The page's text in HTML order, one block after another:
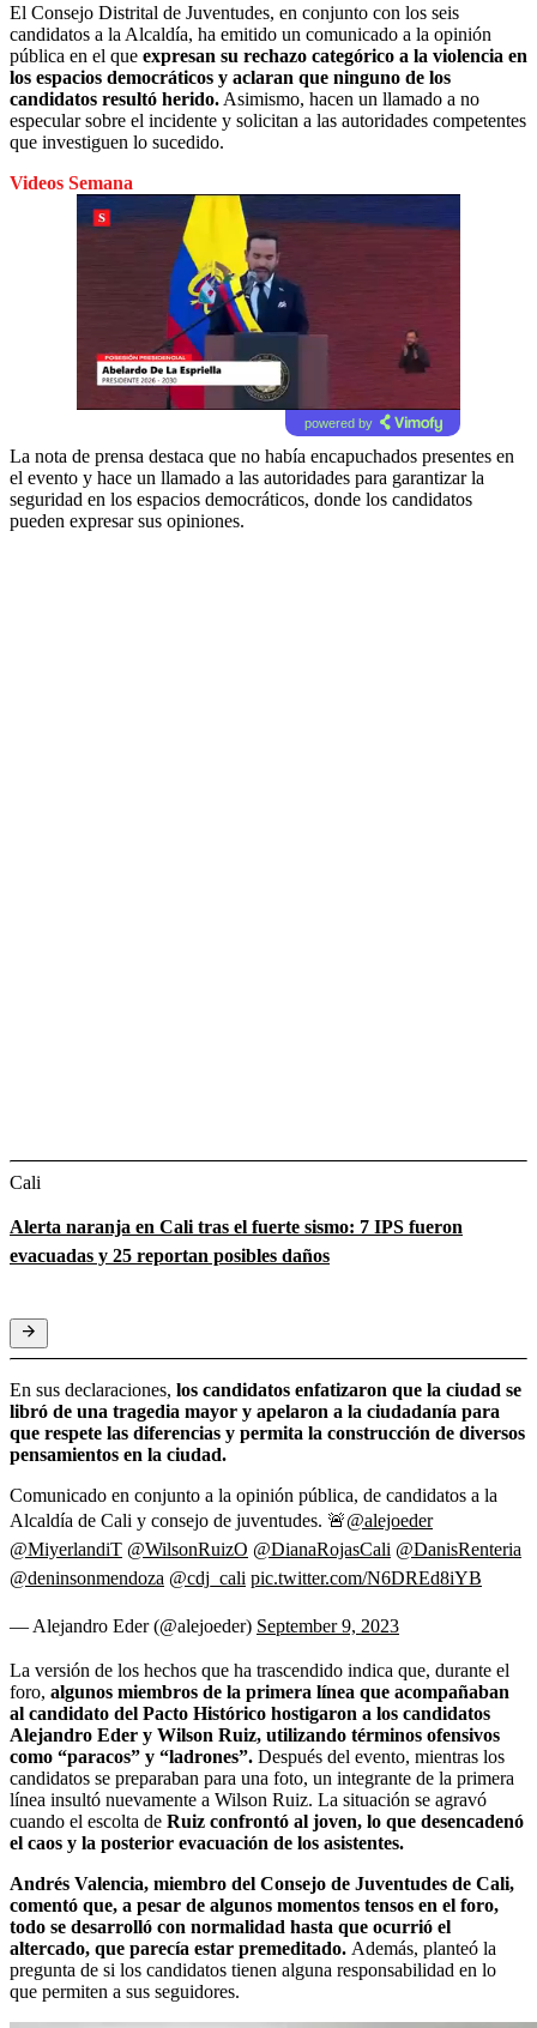
El Consejo Distrital de Juventudes, en conjunto con los seis
candidatos a la Alcaldía, ha emitido un comunicado a la opinión
pública en el que expresan su rechazo categórico a la violencia en
los espacios democráticos y aclaran que ninguno de los
candidatos resultó herido. Asimismo, hacen un llamado a no
especular sobre el incidente y solicitan a las autoridades competentes
que investiguen lo sucedido.
Videos Semana
powered by
La nota de prensa destaca que no había encapuchados presentes en
el evento y hace un llamado a las autoridades para garantizar la
seguridad en los espacios democráticos, donde los candidatos
pueden expresar sus opiniones.
Cali
Alerta naranja en Cali tras el fuerte sismo: 7 IPS fueron
evacuadas y 25 reportan posibles daños
En sus declaraciones, los candidatos enfatizaron que la ciudad se
libró de una tragedia mayor y apelaron a la ciudadanía para
que respete las diferencias y permita la construcción de diversos
pensamientos en la ciudad.
Comunicado en conjunto a la opinión pública, de candidatos a la
Alcaldía de Cali y consejo de juventudes. 🚨@alejoeder
@MiyerlandiT @WilsonRuizO @DianaRojasCali @DanisRenteria
@deninsonmendoza @cdj_cali pic.twitter.com/N6DREd8iYB
— Alejandro Eder (@alejoeder) September 9, 2023
La versión de los hechos que ha trascendido indica que, durante el
foro, algunos miembros de la primera línea que acompañaban
al candidato del Pacto Histórico hostigaron a los candidatos
Alejandro Eder y Wilson Ruiz, utilizando términos ofensivos
como “paracos” y “ladrones”. Después del evento, mientras los
candidatos se preparaban para una foto, un integrante de la primera
línea insultó nuevamente a Wilson Ruiz. La situación se agravó
cuando el escolta de Ruiz confrontó al joven, lo que desencadenó
el caos y la posterior evacuación de los asistentes.
Andrés Valencia, miembro del Consejo de Juventudes de Cali,
comentó que, a pesar de algunos momentos tensos en el foro,
todo se desarrolló con normalidad hasta que ocurrió el
altercado, que parecía estar premeditado. Además, planteó la
pregunta de si los candidatos tienen alguna responsabilidad en lo
que permiten a sus seguidores.